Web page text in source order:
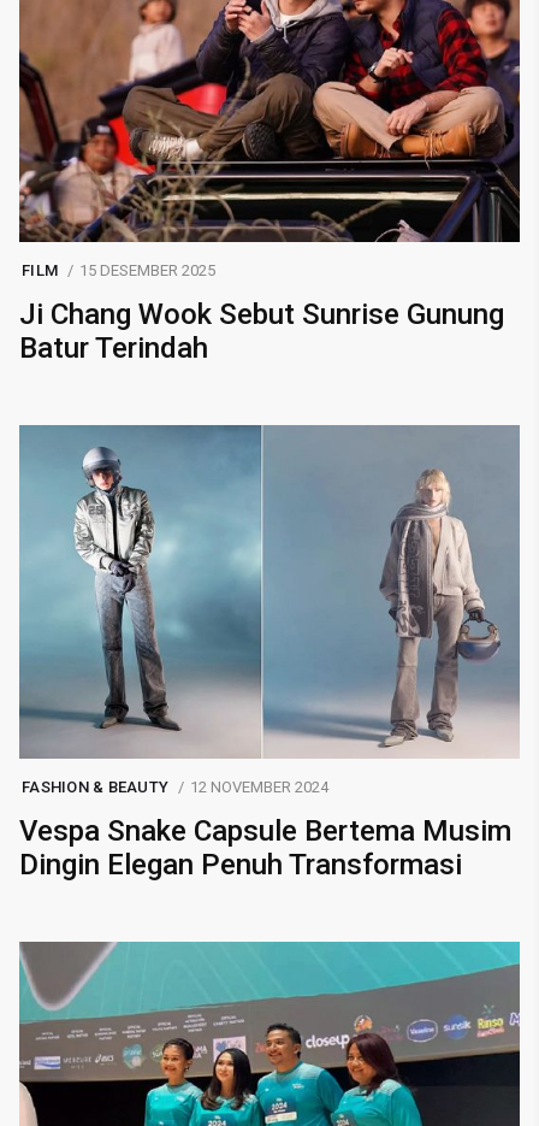
FILM 15 DESEMBER 2025
Ji Chang Wook Sebut Sunrise Gunung
Batur Terindah
FASHION & BEAUTY 12 NOVEMBER 2024
Vespa Snake Capsule Bertema Musim
Dingin Elegan Penuh Transformasi